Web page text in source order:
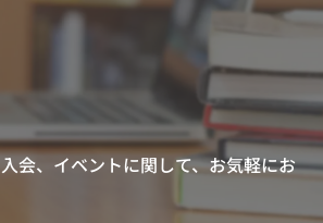
会、イベントに関して、お気軽にお